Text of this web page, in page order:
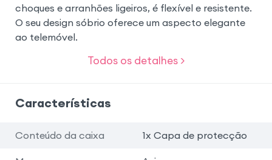
choques e arranhões ligeiros, é flexível e resistente.
O seu design sóbrio oferece um aspecto elegante
ao telemóvel.
Todos os detalhes >
Características
Conteúdo da caixa 1x Capa de protecção